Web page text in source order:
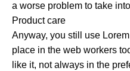
a worse problem to take
Product care
Anyway, you still use
place in the web workers
like it, not always in the